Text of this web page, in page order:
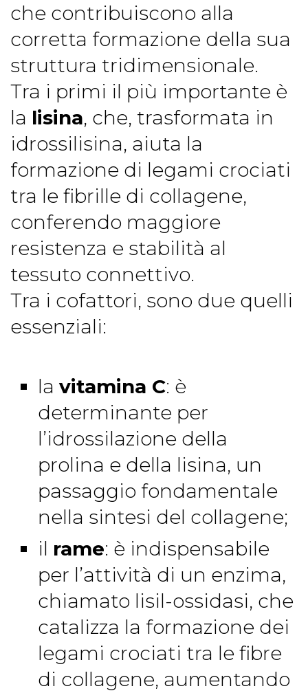
che contribuiscono alla
corretta formazione della sua
struttura tridimensionale.
Tra i primi il più importante è
la lisina, che, trasformata in
idrossilisina, aiuta la
formazione di legami crociati
tra le fibrille di collagene,
conferendo maggiore
resistenza e stabilità al
tessuto connettivo.
Tra i cofattori, sono due quelli
essenziali:
la vitamina C: è
determinante per
l’idrossilazione della
prolina e della lisina, un
passaggio fondamentale
nella sintesi del collagene;
il rame: è indispensabile
per l’attività di un enzima,
chiamato lisil-ossidasi, che
catalizza la formazione dei
legami crociati tra le fibre
di collagene, aumentando